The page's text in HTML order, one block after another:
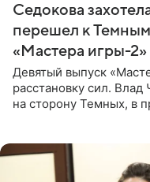
Седокова
перешел к
«Мастера игры-2»
Девятый выпуск
расстановку сил. Влад
на сторону Темных, в